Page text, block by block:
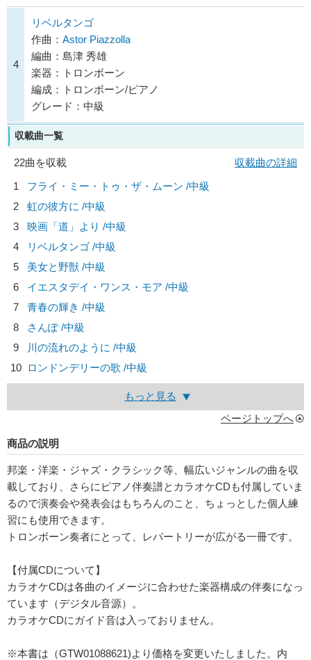
4
リベルタンゴ
作曲： Astor Piazzolla
編曲：島津 秀雄
楽器：トロンボーン
編成：トロンボーン/ピアノ
グレード：中級
収載曲一覧
22曲を収載
収載曲の詳細
1
フライ・ミー・トゥ・ザ・ムーン /中級
2
虹の彼方に /中級
3
映画「道」より /中級
4
リベルタンゴ /中級
5
美女と野獣 /中級
6
イエスタデイ・ワンス・モア /中級
7
青春の輝き /中級
8
さんぽ /中級
9
川の流れのように /中級
10 ロンドンデリーの歌 /中級
もっと見る
ページトップへ
商品の説明
邦楽・洋楽・ジャズ・クラシック等、幅広いジャンルの曲を収
載しており、さらにピアノ伴奏譜とカラオケCDも付属していま
るので演奏会や発表会はもちろんのこと、ちょっとした個人練
習にも使用できます。
トロンボーン奏者にとって、レパートリーが広がる一冊です。
【付属CDについて】
カラオケCDは各曲のイメージに合わせた楽器構成の伴奏になっ
ています（デジタル音源）。
カラオケCDにガイド音は入っておりません。
※本書は（GTW01088621)より価格を変更いたしました。内